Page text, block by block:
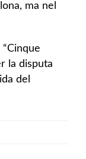
ma nel
la disputa
del